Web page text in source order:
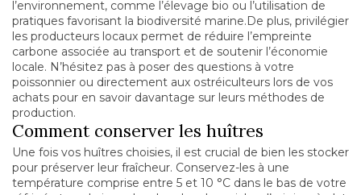
l’environnement, comme l’élevage bio ou l’utilisation de
pratiques favorisant la biodiversité marine.De plus, privilégier
les producteurs locaux permet de réduire l’empreinte
carbone associée au transport et de soutenir l’économie
locale. N’hésitez pas à poser des questions à votre
poissonnier ou directement aux ostréiculteurs lors de vos
achats pour en savoir davantage sur leurs méthodes de
production.
Comment conserver les huîtres
Une fois vos huîtres choisies, il est crucial de bien les stocker
pour préserver leur fraîcheur. Conservez-les à une
température comprise entre 5 et 10 °C dans le bas de votre